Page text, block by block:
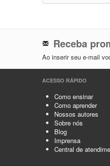
Receba
Ao inserir seu e-mail
ACESSO RÁPIDO
Como ensinar
Como aprender
Nossos autores
Sobre nós
Blog
Imprensa
Central de